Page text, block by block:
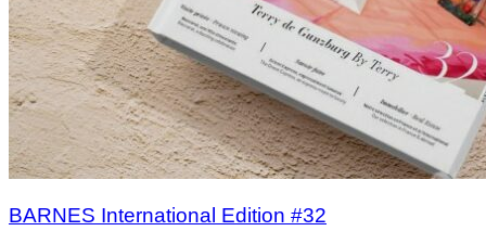
BARNES International Edition #32